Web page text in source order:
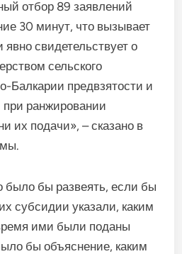
отбор 89 заявлений
30 минут, что вызывает
свидетельствует о
сельского
Балкарии предвзятости и
при ранжировании
их подачи», – сказано в
бы развеять, если бы
субсидии указали, каким
ими были поданы
бы объяснение, каким